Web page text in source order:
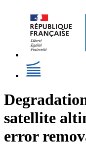
satellite
error